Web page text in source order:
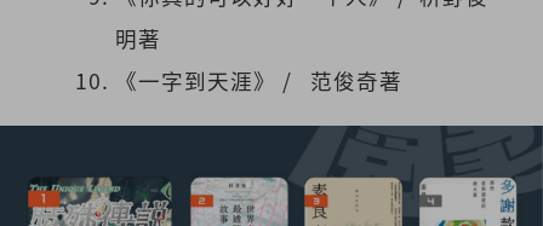
明著
《一字到天涯》 / 范俊奇著